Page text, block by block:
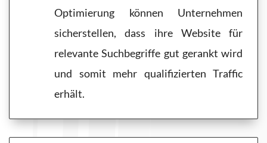
Optimierung können Unternehmen
sicherstellen, dass ihre Website für
relevante Suchbegriffe gut gerankt wird
und somit mehr qualifizierten Traffic
erhält.